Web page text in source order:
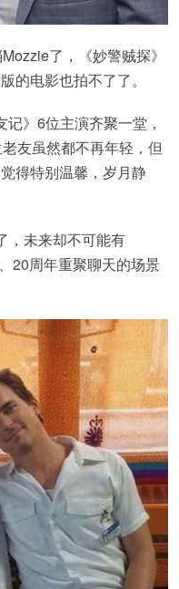
了，《妙警贼探》
的电影也拍不了了。
》6位主演齐聚一堂，
友虽然都不再年轻，但
得特别温馨，岁月静
，未来却不可能有
20周年重聚聊天的场景